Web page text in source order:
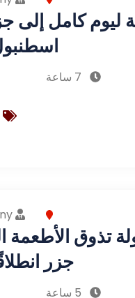
ليوم كامل إلى
Viator Company
جزر